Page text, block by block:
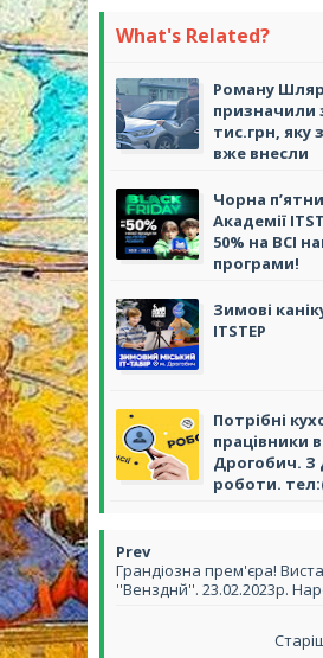
What's Related?
Роману
призначили
тис.грн, яку
вже внесли
Чорна
Академії
50% на ВСІ
програми!
Зимові
ІТSTEP
Потрібні
працівники
Дрогобич. З
роботи.
Грандіозна прем'єра!
''Вензднй''. 23.02.2023р.